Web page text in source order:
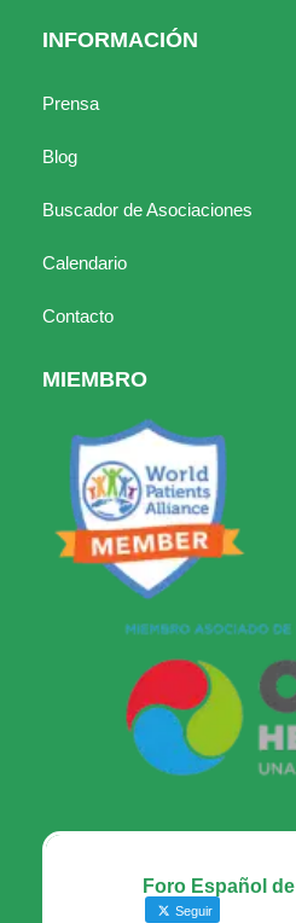
INFORMACIÓN
Prensa
Blog
Buscador de Asociaciones
Calendario
Contacto
MIEMBRO
Foro Español
Seguir